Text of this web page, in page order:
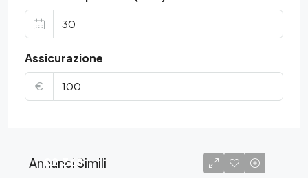
Assicurazione
€
Annunci Simili
€2.368